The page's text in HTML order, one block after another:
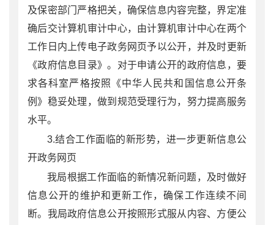
及保密部门严格把关，确保信息内容完整，界定准
确后交计算机审计中心，由计算机审计中心在两个
工作日内上传电子政务网页予以公开，并及时更新
《政府信息目录》。对于申请公开的政府信息，要
求各科室严格按照《中华人民共和国信息公开条
例》稳妥处理，做到规范受理行为，努力提高服务
水平。
3.结合工作面临的新形势，进一步更新信息公
开政务网页
我局根据工作面临的新情况新问题，及时做好
信息公开的维护和更新工作，确保工作连续不间
断。我局政府信息公开按照形式服从内容、方便公